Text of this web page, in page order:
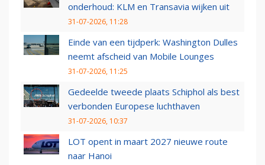
onderhoud: KLM en Transavia wijken uit
31-07-2026, 11:28
Einde van een tijdperk: Washington Dulles
neemt afscheid van Mobile Lounges
31-07-2026, 11:25
Gedeelde tweede plaats Schiphol als best
verbonden Europese luchthaven
31-07-2026, 10:37
LOT opent in maart 2027 nieuwe route
naar Hanoi